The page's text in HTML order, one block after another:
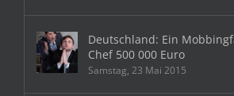
Deutschland: Ein
Chef 500 000 Euro
Samstag, 23 Mai 2015